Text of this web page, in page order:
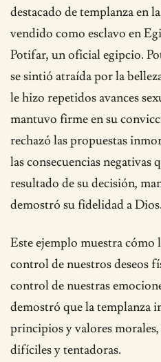
destacado de templanza en
vendido como esclavo en
Potifar, un oficial egipcio.
se sintió atraída por la
le hizo repetidos avances
mantuvo firme en su
rechazó las propuestas
las consecuencias negativas
resultado de su decisión,
demostró su fidelidad a Dios.
Este ejemplo muestra cómo
control de nuestros deseos
control de nuestras
demostró que la templanza
principios y valores
difíciles y tentadoras.